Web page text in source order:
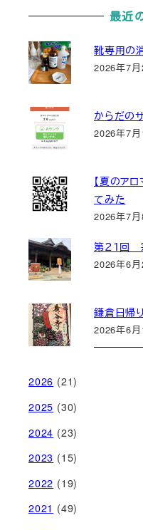
最近
靴専用の
2026年7月
からだの
2026年7月
【夏のア
てみた
2026年7月
第２１回
2026年6月
鎌倉日帰
2026年6月
2026 (21)
2025 (30)
2024 (23)
2023 (15)
2022 (19)
2021 (49)